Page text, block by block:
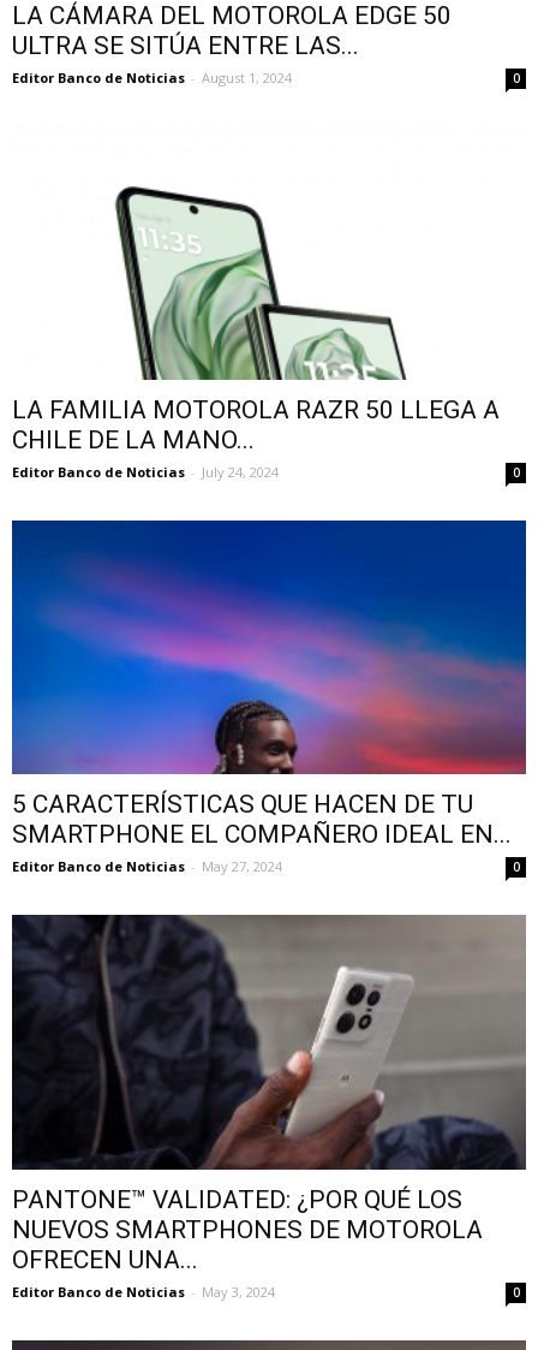
LA CÁMARA DEL MOTOROLA EDGE 50
ULTRA SE SITÚA ENTRE LAS...
Editor Banco de Noticias - August 1, 2024 0
LA FAMILIA MOTOROLA RAZR 50 LLEGA A
CHILE DE LA MANO...
Editor Banco de Noticias - July 24, 2024 0
5 CARACTERÍSTICAS QUE HACEN DE TU
SMARTPHONE EL COMPAÑERO IDEAL EN...
Editor Banco de Noticias - May 27, 2024 0
PANTONE™ VALIDATED: ¿POR QUÉ LOS
NUEVOS SMARTPHONES DE MOTOROLA
OFRECEN UNA...
Editor Banco de Noticias - May 3, 2024 0